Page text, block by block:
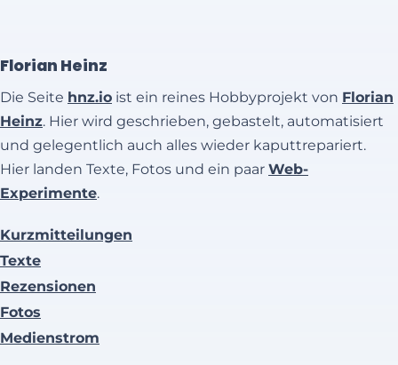
Florian Heinz
Die Seite hnz.io ist ein reines Hobbyprojekt von Florian
Heinz. Hier wird geschrieben, gebastelt, automatisiert
und gelegentlich auch alles wieder kaputtrepariert.
Hier landen Texte, Fotos und ein paar Web-
Experimente.
Kurzmitteilungen
Texte
Rezensionen
Fotos
Medienstrom